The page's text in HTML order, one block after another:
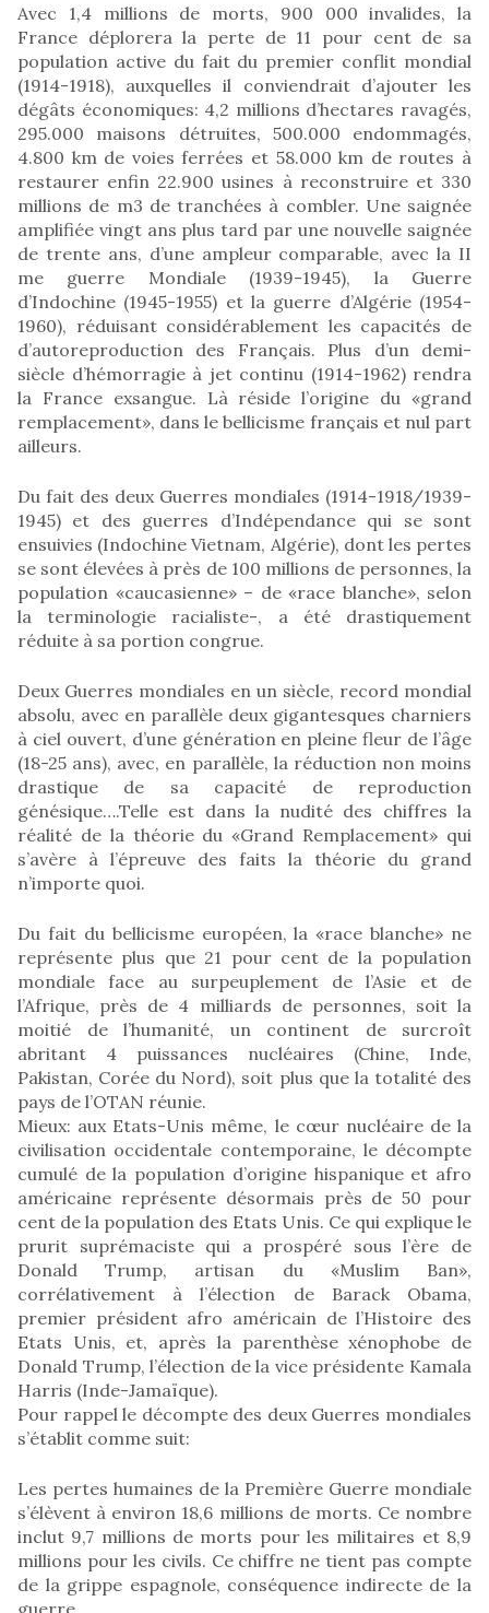
Avec 1,4 millions de morts, 900 000 invalides, la
France déplorera la perte de 11 pour cent de sa
population active du fait du premier conflit mondial
(1914-1918), auxquelles il conviendrait d’ajouter les
dégâts économiques: 4,2 millions d’hectares ravagés,
295.000 maisons détruites, 500.000 endommagés,
4.800 km de voies ferrées et 58.000 km de routes à
restaurer enfin 22.900 usines à reconstruire et 330
millions de m3 de tranchées à combler. Une saignée
amplifiée vingt ans plus tard par une nouvelle saignée
de trente ans, d’une ampleur comparable, avec la II
me guerre Mondiale (1939-1945), la Guerre
d’Indochine (1945-1955) et la guerre d’Algérie (1954-
1960), réduisant considérablement les capacités de
d’autoreproduction des Français. Plus d’un demi-
siècle d’hémorragie à jet continu (1914-1962) rendra
la France exsangue. Là réside l’origine du «grand
remplacement», dans le bellicisme français et nul part
ailleurs.
Du fait des deux Guerres mondiales (1914-1918/1939-
1945) et des guerres d’Indépendance qui se sont
ensuivies (Indochine Vietnam, Algérie), dont les pertes
se sont élevées à près de 100 millions de personnes, la
population «caucasienne» – de «race blanche», selon
la terminologie racialiste-, a été drastiquement
réduite à sa portion congrue.
Deux Guerres mondiales en un siècle, record mondial
absolu, avec en parallèle deux gigantesques charniers
à ciel ouvert, d’une génération en pleine fleur de l’âge
(18-25 ans), avec, en parallèle, la réduction non moins
drastique de sa capacité de reproduction
génésique….Telle est dans la nudité des chiffres la
réalité de la théorie du «Grand Remplacement» qui
s’avère à l’épreuve des faits la théorie du grand
n’importe quoi.
Du fait du bellicisme européen, la «race blanche» ne
représente plus que 21 pour cent de la population
mondiale face au surpeuplement de l’Asie et de
l’Afrique, près de 4 milliards de personnes, soit la
moitié de l’humanité, un continent de surcroît
abritant 4 puissances nucléaires (Chine, Inde,
Pakistan, Corée du Nord), soit plus que la totalité des
pays de l’OTAN réunie.
Mieux: aux Etats-Unis même, le cœur nucléaire de la
civilisation occidentale contemporaine, le décompte
cumulé de la population d’origine hispanique et afro
américaine représente désormais près de 50 pour
cent de la population des Etats Unis. Ce qui explique le
prurit suprémaciste qui a prospéré sous l’ère de
Donald Trump, artisan du «Muslim Ban»,
corrélativement à l’élection de Barack Obama,
premier président afro américain de l’Histoire des
Etats Unis, et, après la parenthèse xénophobe de
Donald Trump, l’élection de la vice présidente Kamala
Harris (Inde-Jamaïque).
Pour rappel le décompte des deux Guerres mondiales
s’établit comme suit:
Les pertes humaines de la Première Guerre mondiale
s’élèvent à environ 18,6 millions de morts. Ce nombre
inclut 9,7 millions de morts pour les militaires et 8,9
millions pour les civils. Ce chiffre ne tient pas compte
de la grippe espagnole, conséquence indirecte de la
guerre.